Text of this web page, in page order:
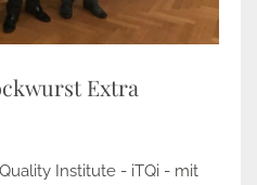
Extra
Institute - iTQi - mit